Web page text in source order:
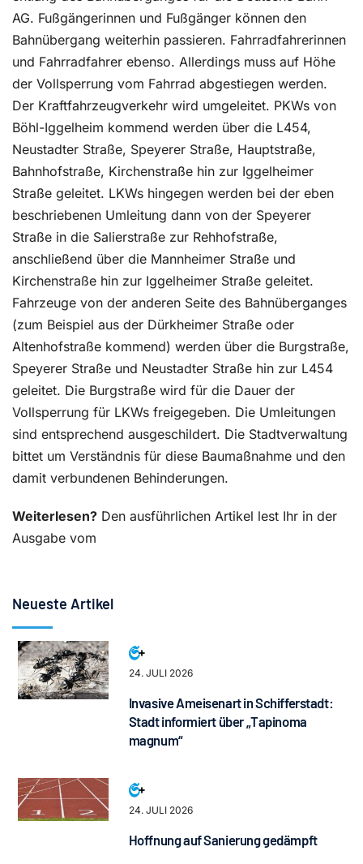
AG. Fußgängerinnen und Fußgänger können den
Bahnübergang weiterhin passieren. Fahrradfahrerinnen
und Fahrradfahrer ebenso. Allerdings muss auf Höhe
der Vollsperrung vom Fahrrad abgestiegen werden.
Der Kraftfahrzeugverkehr wird umgeleitet. PKWs von
Böhl-Iggelheim kommend werden über die L454,
Neustadter Straße, Speyerer Straße, Hauptstraße,
Bahnhofstraße, Kirchenstraße hin zur Iggelheimer
Straße geleitet. LKWs hingegen werden bei der eben
beschriebenen Umleitung dann von der Speyerer
Straße in die Salierstraße zur Rehhofstraße,
anschließend über die Mannheimer Straße und
Kirchenstraße hin zur Iggelheimer Straße geleitet.
Fahrzeuge von der anderen Seite des Bahnüberganges
(zum Beispiel aus der Dürkheimer Straße oder
Altenhofstraße kommend) werden über die Burgstraße,
Speyerer Straße und Neustadter Straße hin zur L454
geleitet. Die Burgstraße wird für die Dauer der
Vollsperrung für LKWs freigegeben. Die Umleitungen
sind entsprechend ausgeschildert. Die Stadtverwaltung
bittet um Verständnis für diese Baumaßnahme und den
damit verbundenen Behinderungen.
Weiterlesen? Den ausführlichen Artikel lest Ihr in der
Ausgabe vom
Neueste Artikel
24. JULI 2026
Invasive Ameisenart in Schifferstadt:
Stadt informiert über „Tapinoma
magnum“
24. JULI 2026
Hoffnung auf Sanierung gedämpft